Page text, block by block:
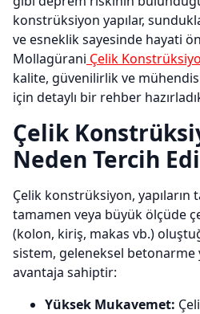
konstrüksiyon yapılar,
ve esneklik sayesinde hayati
Mollagürani Çelik
kalite, güvenilirlik ve
için detaylı bir rehber
Çelik
Neden Tercih
Çelik konstrüksiyon, yapıların
tamamen veya büyük ölçüde
(kolon, kiriş, makas vb.)
sistem, geleneksel betonarme
avantaja sahiptir:
Yüksek Mukavemet: